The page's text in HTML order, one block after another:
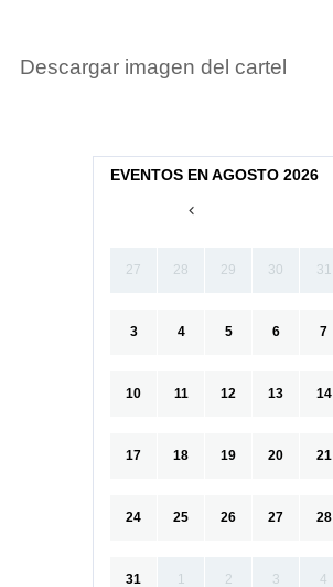
Descargar imagen del cartel
EVENTOS EN AGOSTO 2026
27 28 29 30 31
3 4 5 6 7
10 11 12 13 14
17 18 19 20 21
24 25 26 27 28
31 1 2 3 4